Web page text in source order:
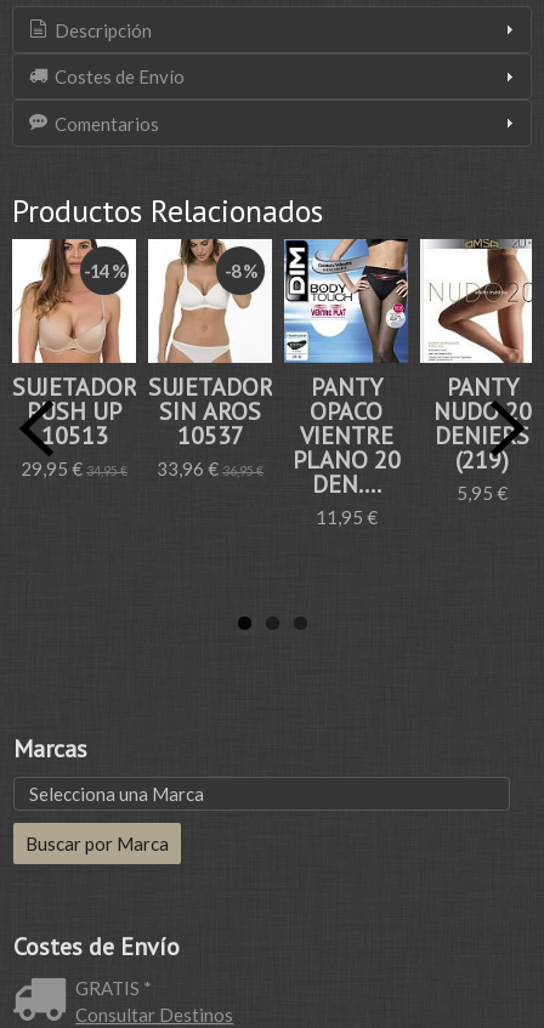
Marcas
Costes de Envío
GRATIS *
Consultar Destinos
Descripción
Costes de Envío
Comentarios
Productos Relacionados
-14 %
SUJETADOR
PUSH UP
10513
29,95 € 34,95 €
-8 %
SUJETADOR
SIN AROS
10537
33,96 € 36,95 €
PANTY
OPACO
VIENTRE
PLANO 20
DEN....
11,95 €
PANTY
NUDO 20
DENIERS
(219)
5,95 €